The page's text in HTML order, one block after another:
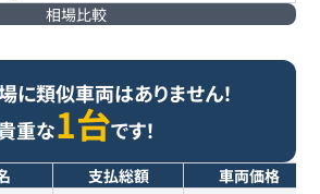
相場比較
に類似車両はありません！
重な1台です！
支払総額 車両価格